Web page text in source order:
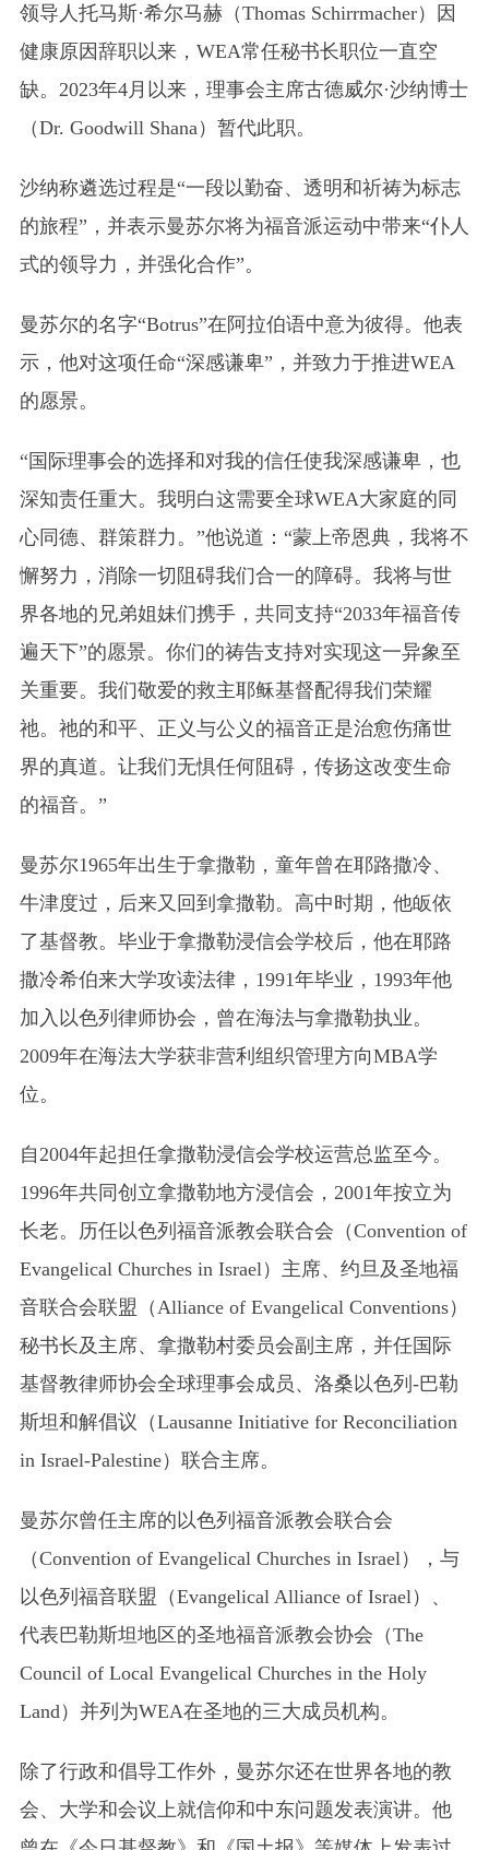
领导人托马斯·希尔马赫（Thomas Schirrmacher）因
健康原因辞职以来，WEA常任秘书长职位一直空
缺。2023年4月以来，理事会主席古德威尔·沙纳博士
（Dr. Goodwill Shana）暂代此职。
沙纳称遴选过程是“一段以勤奋、透明和祈祷为标志
的旅程”，并表示曼苏尔将为福音派运动中带来“仆人
式的领导力，并强化合作”。
曼苏尔的名字“Botrus”在阿拉伯语中意为彼得。他表
示，他对这项任命“深感谦卑”，并致力于推进WEA
的愿景。
“国际理事会的选择和对我的信任使我深感谦卑，也
深知责任重大。我明白这需要全球WEA大家庭的同
心同德、群策群力。”他说道：“蒙上帝恩典，我将不
懈努力，消除一切阻碍我们合一的障碍。我将与世
界各地的兄弟姐妹们携手，共同支持“2033年福音传
遍天下”的愿景。你们的祷告支持对实现这一异象至
关重要。我们敬爱的救主耶稣基督配得我们荣耀
祂。祂的和平、正义与公义的福音正是治愈伤痛世
界的真道。让我们无惧任何阻碍，传扬这改变生命
的福音。”
曼苏尔1965年出生于拿撒勒，童年曾在耶路撒冷、
牛津度过，后来又回到拿撒勒。高中时期，他皈依
了基督教。毕业于拿撒勒浸信会学校后，他在耶路
撒冷希伯来大学攻读法律，1991年毕业，1993年他
加入以色列律师协会，曾在海法与拿撒勒执业。
2009年在海法大学获非营利组织管理方向MBA学
位。
自2004年起担任拿撒勒浸信会学校运营总监至今。
1996年共同创立拿撒勒地方浸信会，2001年按立为
长老。历任以色列福音派教会联合会（Convention of
Evangelical Churches in Israel）主席、约旦及圣地福
音联合会联盟（Alliance of Evangelical Conventions）
秘书长及主席、拿撒勒村委员会副主席，并任国际
基督教律师协会全球理事会成员、洛桑以色列-巴勒
斯坦和解倡议（Lausanne Initiative for Reconciliation
in Israel-Palestine）联合主席。
曼苏尔曾任主席的以色列福音派教会联合会
（Convention of Evangelical Churches in Israel），与
以色列福音联盟（Evangelical Alliance of Israel）、
代表巴勒斯坦地区的圣地福音派教会协会（The
Council of Local Evangelical Churches in the Holy
Land）并列为WEA在圣地的三大成员机构。
除了行政和倡导工作外，曼苏尔还在世界各地的教
会、大学和会议上就信仰和中东问题发表演讲。他